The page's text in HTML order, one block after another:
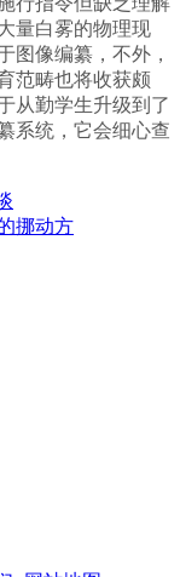
量白雾的物理现
图像编纂，不外，
范畴也将收获颇
从勤学生升级到了
系统，它会细心查
挪动方